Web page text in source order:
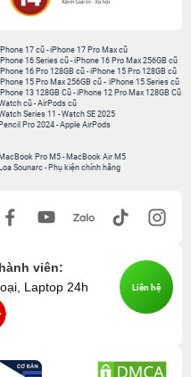
17 cũ-iPhone 17 Pro Max cũ
16 Series cũ- iPhone 16 Pro Max 256GB cũ
16 Pro 128GB cũ-iPhone 15 Pro 128GB cũ
15 Pro Max 256GB cũ- iPhone 15 Series cũ
13 128GB Cũ-iPhone 12 Pro Max 128GB Cũ
cũ-AirPods cũ
Series 11 -Watch SE 2025
Pencil Pro 2024-Apple AirPods
MacBook Pro M5- MacBook Air M5
Loa Sounarc- Phụ kiện chính hãng
viên:
Laptop 24h
Liên hệ